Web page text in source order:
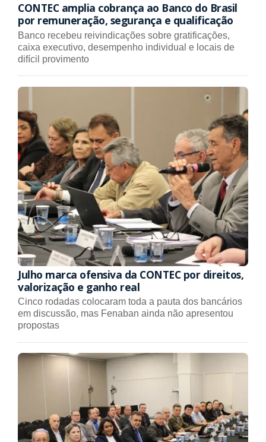
CONTEC amplia cobrança ao Banco do Brasil
por remuneração, segurança e qualificação
Banco recebeu reivindicações sobre gratificações,
caixa executivo, desempenho individual e locais de
difícil provimento
Julho marca ofensiva da CONTEC por direitos,
valorização e ganho real
Cinco rodadas colocaram toda a pauta dos bancários
em discussão, mas Fenaban ainda não apresentou
propostas